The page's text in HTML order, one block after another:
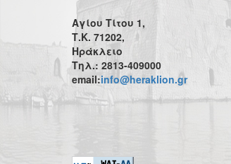
Αγίου Τίτου 1,
Τ.Κ. 71202,
Ηράκλειο
Τηλ.: 2813-409000
email:info@heraklion.gr